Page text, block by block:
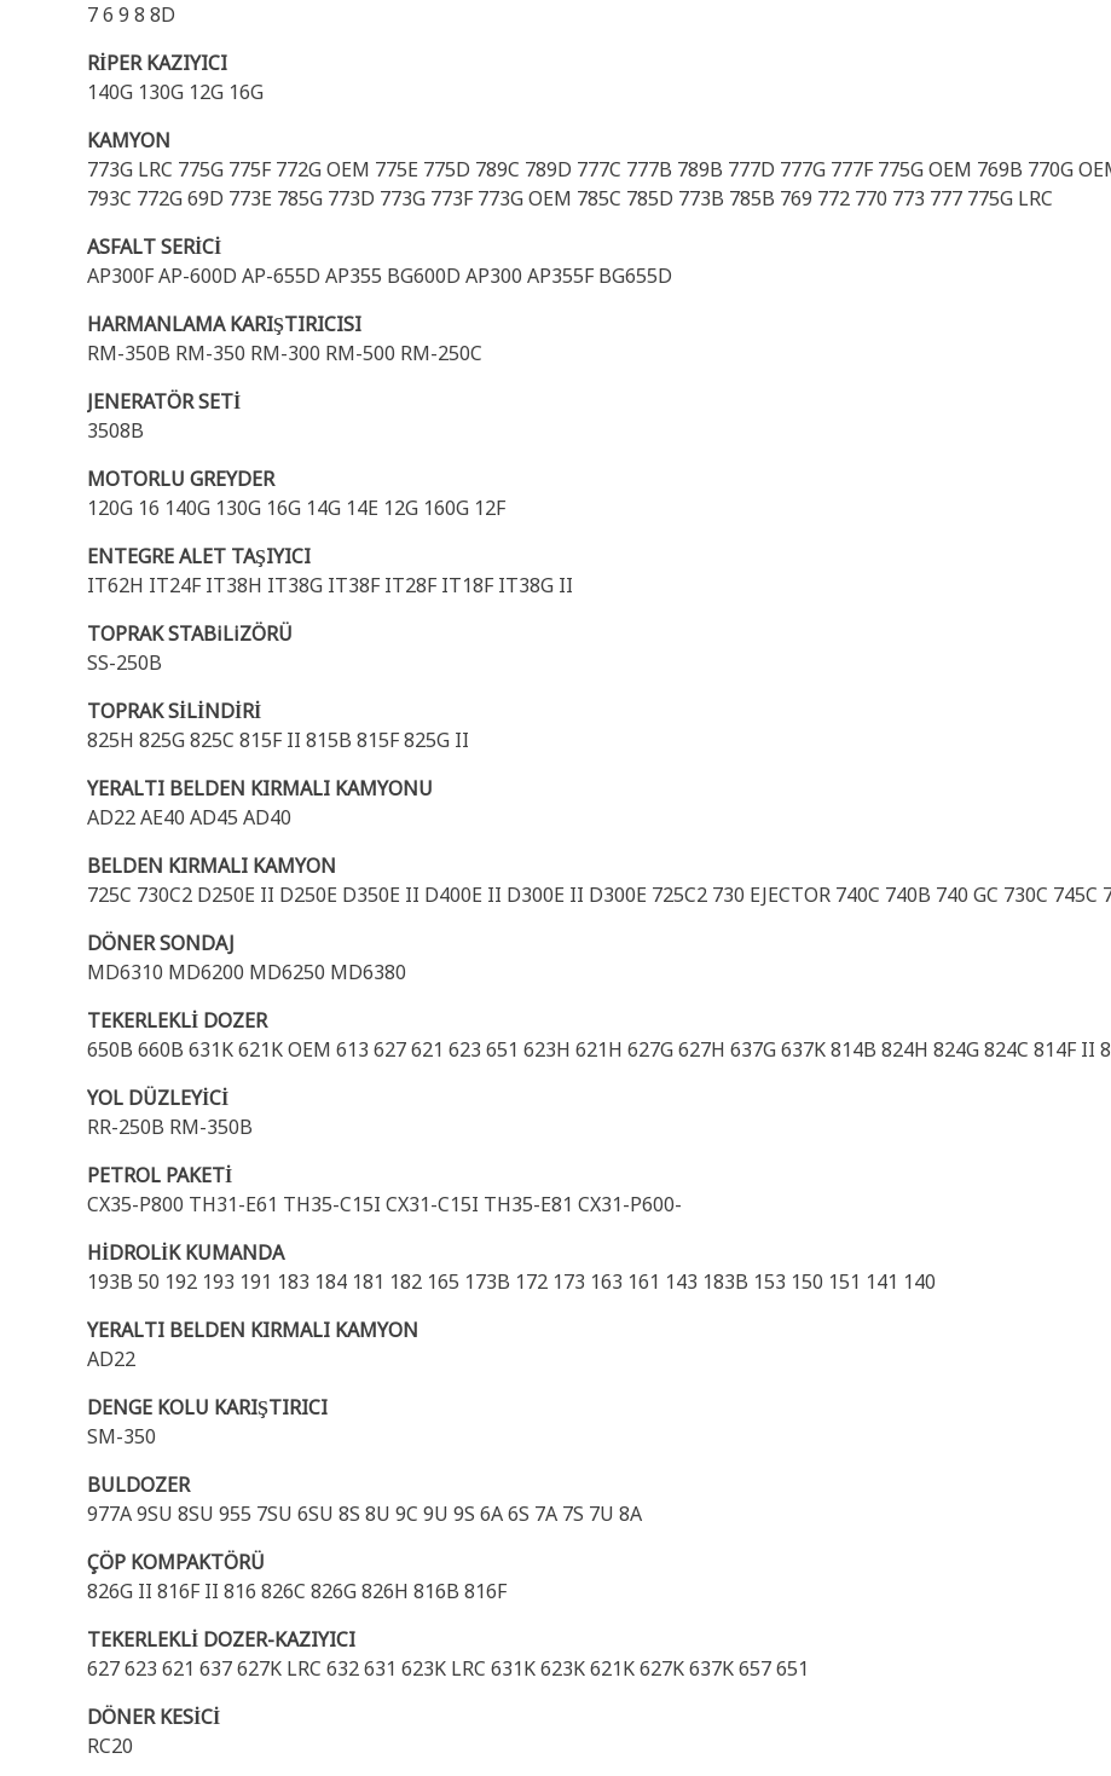
7 6 9 8 8D
RİPER KAZIYICI
140G 130G 12G 16G
KAMYON
773G LRC 775G 775F 772G OEM 775E 775D 789C 789D 777C 777B 789B 777D 777G 777F 775G OEM 769B 770G
793C 772G 69D 773E 785G 773D 773G 773F 773G OEM 785C 785D 773B 785B 769 772 770 773 777 775G LRC
ASFALT SERİCİ
AP300F AP-600D AP-655D AP355 BG600D AP300 AP355F BG655D
HARMANLAMA KARIŞTIRICISI
RM-350B RM-350 RM-300 RM-500 RM-250C
JENERATÖR SETİ
3508B
MOTORLU GREYDER
120G 16 140G 130G 16G 14G 14E 12G 160G 12F
ENTEGRE ALET TAŞIYICI
IT62H IT24F IT38H IT38G IT38F IT28F IT18F IT38G II
TOPRAK STABiLiZÖRÜ
SS-250B
TOPRAK SİLİNDİRİ
825H 825G 825C 815F II 815B 815F 825G II
YERALTI BELDEN KIRMALI KAMYONU
AD22 AE40 AD45 AD40
BELDEN KIRMALI KAMYON
725C 730C2 D250E II D250E D350E II D400E II D300E II D300E 725C2 730 EJECTOR 740C 740B 740 GC 730C
DÖNER SONDAJ
MD6310 MD6200 MD6250 MD6380
TEKERLEKLİ DOZER
650B 660B 631K 621K OEM 613 627 621 623 651 623H 621H 627G 627H 637G 637K 814B 824H 824G 824C 814F II
YOL DÜZLEYİCİ
RR-250B RM-350B
PETROL PAKETİ
CX35-P800 TH31-E61 TH35-C15I CX31-C15I TH35-E81 CX31-P600-
HİDROLİK KUMANDA
193B 50 192 193 191 183 184 181 182 165 173B 172 173 163 161 143 183B 153 150 151 141 140
YERALTI BELDEN KIRMALI KAMYON
AD22
DENGE KOLU KARIŞTIRICI
SM-350
BULDOZER
977A 9SU 8SU 955 7SU 6SU 8S 8U 9C 9U 9S 6A 6S 7A 7S 7U 8A
ÇÖP KOMPAKTÖRÜ
826G II 816F II 816 826C 826G 826H 816B 816F
TEKERLEKLİ DOZER-KAZIYICI
627 623 621 637 627K LRC 632 631 623K LRC 631K 623K 621K 627K 637K 657 651
DÖNER KESİCİ
RC20